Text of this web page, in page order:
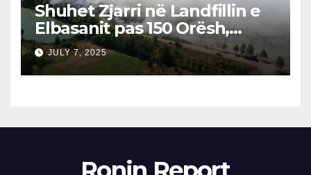
Shuhet Zjarri në Landfillin e
Elbasanit pas 150 Orësh,
Fillon Vlerësimi i Dëmeve
JULY 7, 2025